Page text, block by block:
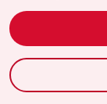
Anzeigen